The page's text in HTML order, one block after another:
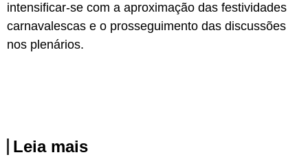
intensificar-se com a aproximação das festividades
carnavalescas e o prosseguimento das discussões
nos plenários.
Leia mais